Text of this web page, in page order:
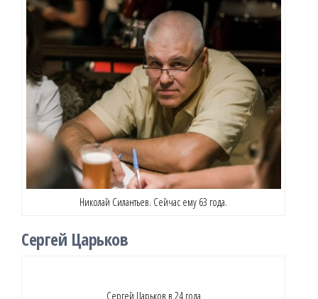
Николай Силантьев. Сейчас ему 63 года.
Сергей Царьков
Сергей Царьков в 24 года